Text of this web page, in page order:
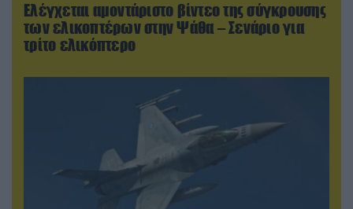
Ελέγχεται αμοντάριστο βίντεο της σύγκρουσης
των ελικοπτέρων στην Ψάθα – Σενάριο για
τρίτο ελικόπτερο